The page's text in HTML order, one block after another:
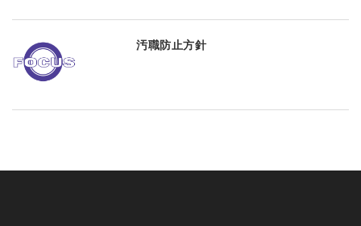
汚職防止方針